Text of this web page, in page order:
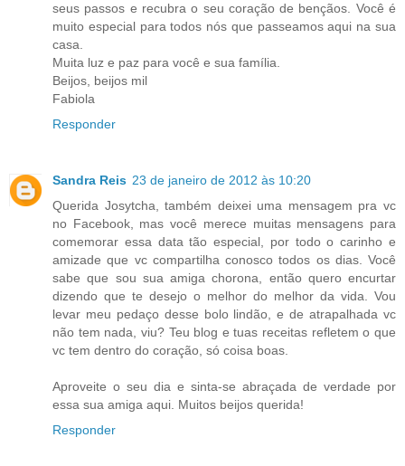
seus passos e recubra o seu coração de bençãos. Você é
muito especial para todos nós que passeamos aqui na sua
casa.
Muita luz e paz para você e sua família.
Beijos, beijos mil
Fabiola
Responder
Sandra Reis 23 de janeiro de 2012 às 10:20
Querida Josytcha, também deixei uma mensagem pra vc
no Facebook, mas você merece muitas mensagens para
comemorar essa data tão especial, por todo o carinho e
amizade que vc compartilha conosco todos os dias. Você
sabe que sou sua amiga chorona, então quero encurtar
dizendo que te desejo o melhor do melhor da vida. Vou
levar meu pedaço desse bolo lindão, e de atrapalhada vc
não tem nada, viu? Teu blog e tuas receitas refletem o que
vc tem dentro do coração, só coisa boas.
Aproveite o seu dia e sinta-se abraçada de verdade por
essa sua amiga aqui. Muitos beijos querida!
Responder